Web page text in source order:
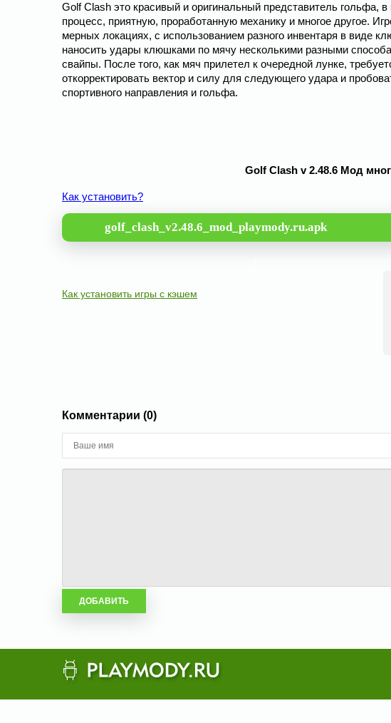
Golf Clash это красивый и оригинальный представитель гольфа,
процесс, приятную, проработанную механику и многое другое.
мерных локациях, с использованием разного инвентаря в виде
наносить удары клюшками по мячу несколькими разными
свайпы. После того, как мяч прилетел к очередной лунке,
откорректировать вектор и силу для следующего удара и
спортивного направления и гольфа.
Golf Clash v 2.48.6 Мод
Как установить?
golf_clash_v2.48.6_mod_playmody.ru.apk
Как установить игры с кэшем
Комментарии (0)